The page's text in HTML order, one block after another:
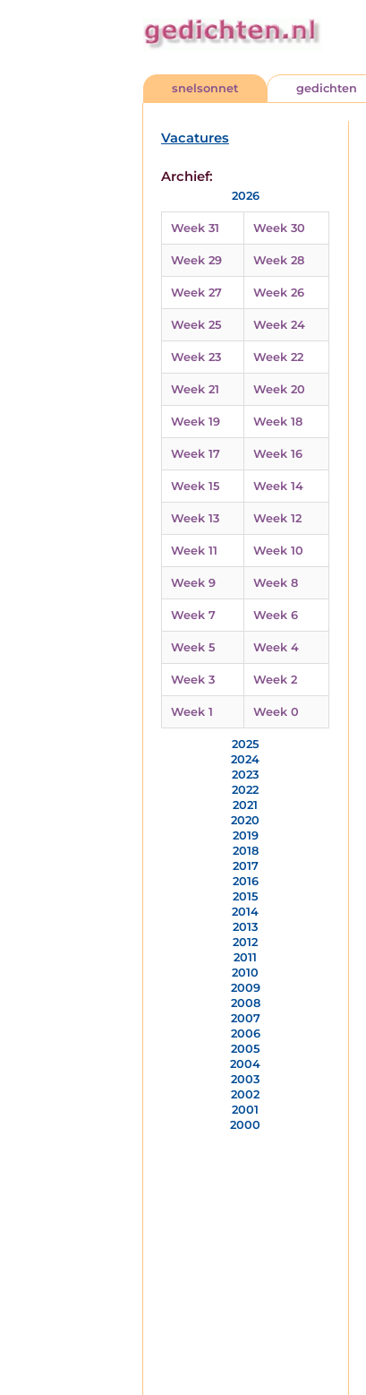
snelsonnet gedichten
Vacatures
Archief:
2026
Week 31 Week 30
Week 29 Week 28
Week 27 Week 26
Week 25 Week 24
Week 23 Week 22
Week 21 Week 20
Week 19 Week 18
Week 17 Week 16
Week 15 Week 14
Week 13 Week 12
Week 11 Week 10
Week 9 Week 8
Week 7 Week 6
Week 5 Week 4
Week 3 Week 2
Week 1 Week 0
2025
2024
2023
2022
2021
2020
2019
2018
2017
2016
2015
2014
2013
2012
2011
2010
2009
2008
2007
2006
2005
2004
2003
2002
2001
2000